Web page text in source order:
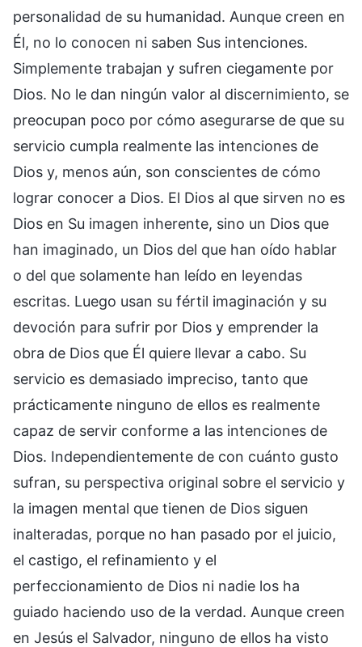
personalidad de su humanidad. Aunque creen en
Él, no lo conocen ni saben Sus intenciones.
Simplemente trabajan y sufren ciegamente por
Dios. No le dan ningún valor al discernimiento, se
preocupan poco por cómo asegurarse de que su
servicio cumpla realmente las intenciones de
Dios y, menos aún, son conscientes de cómo
lograr conocer a Dios. El Dios al que sirven no es
Dios en Su imagen inherente, sino un Dios que
han imaginado, un Dios del que han oído hablar
o del que solamente han leído en leyendas
escritas. Luego usan su fértil imaginación y su
devoción para sufrir por Dios y emprender la
obra de Dios que Él quiere llevar a cabo. Su
servicio es demasiado impreciso, tanto que
prácticamente ninguno de ellos es realmente
capaz de servir conforme a las intenciones de
Dios. Independientemente de con cuánto gusto
sufran, su perspectiva original sobre el servicio y
la imagen mental que tienen de Dios siguen
inalteradas, porque no han pasado por el juicio,
el castigo, el refinamiento y el
perfeccionamiento de Dios ni nadie los ha
guiado haciendo uso de la verdad. Aunque creen
en Jesús el Salvador, ninguno de ellos ha visto